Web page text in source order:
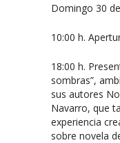
Domingo 30
10:00 h.
18:00 h.
sombras”,
sus autores
Navarro, que
experiencia
sobre novela